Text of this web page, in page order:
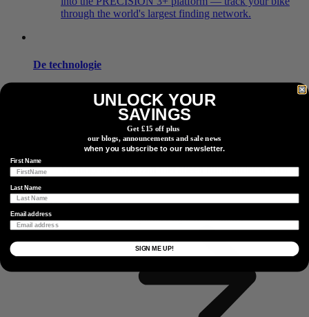
through the world's largest finding network.
De technologie
Onder de kap.
Waarom trainen met vermogen?
Vermogensmeters zijn niet alleen hulpmiddelen voor de
Vind Een Dealer
Zoek een dealer of retailpartner bij u in de buurt.
UNLOCK YOUR
SAVINGS
Get £15 off plus
our blogs, announcements and sale news
when you subscribe to our newsletter.
First Name
Last Name
Email address
SIGN ME UP!